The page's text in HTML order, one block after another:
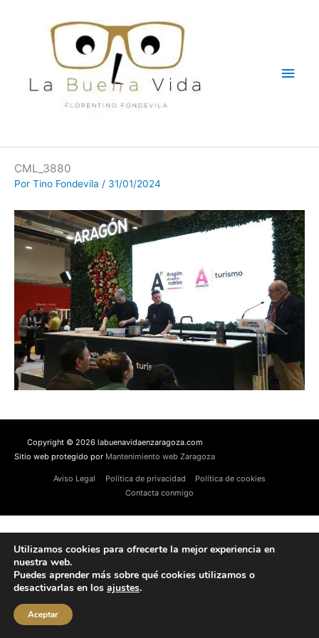
CML_3880
Por Tino Fondevila / 31/01/2024
Copyright © 2026 labuenavidaenzaragoza.com
Sitio web protegido por Mantenimiento web Zaragoza
Aviso Legal Política de privacidad
Política de cookies
Contacta conmigo
Utilizamos cookies para ofrecerte la mejor experiencia en
nuestra web.
Puedes aprender más sobre qué cookies utilizamos o
desactivarlas en los ajustes.
Aceptar